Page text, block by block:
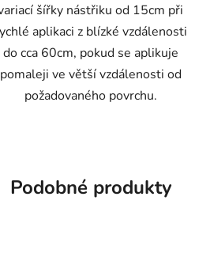
šířky nástřiku od 15cm při
aplikaci z blízké vzdálenosti
do cca 60cm, pokud se aplikuje
pomaleji ve větší vzdálenosti od
požadovaného povrchu.
Podobné produkty